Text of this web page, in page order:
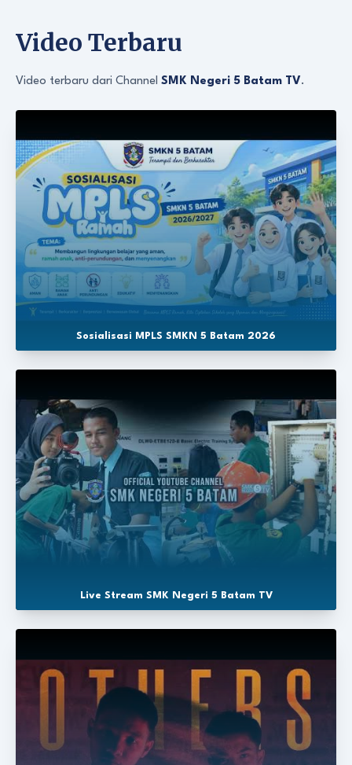
Video Terbaru
Video terbaru dari Channel SMK Negeri 5 Batam TV.
Sosialisasi MPLS SMKN 5 Batam 2026
Live Stream SMK Negeri 5 Batam TV